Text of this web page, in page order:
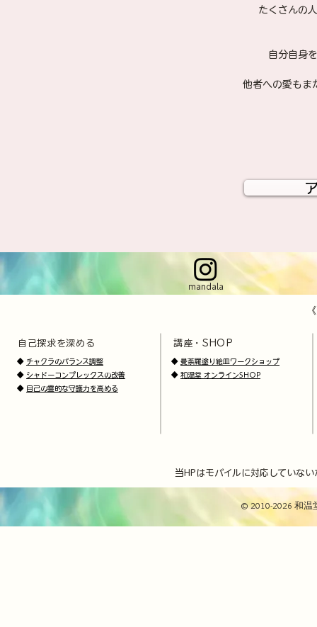
たくさんの
自分自身
他者への愛もま
mandala
自己探求を深める 講座・SHOP
◆ チャクラのバランス調整
◆ シャドーコンプレックスの改善
◆ 自己の霊的な守護力を高める
◆ 曼荼羅塗り絵皿ワークショップ
◆ 和温堂 オンラインSHOP
当HPはモバイルに対応していな
© 2010-2026 和温